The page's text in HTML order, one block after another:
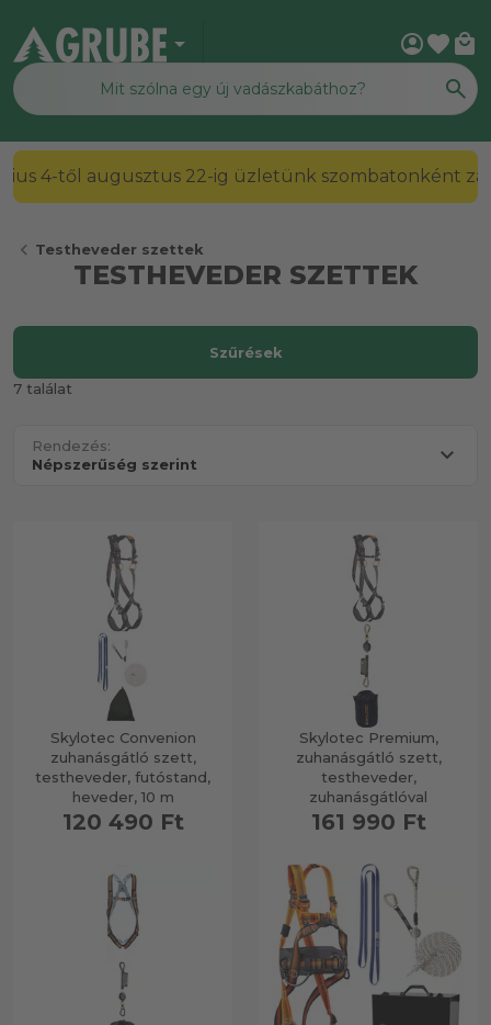
arrow_drop_down account_circlefavorite local_mall
2026. július 4-től augusztus 22-ig üzletünk
chevron_left Testheveder szettek
TESTHEVEDER SZETTEK
7 találat
Rendezés:
Skylotec Convenion
zuhanásgátló szett,
testheveder, futóstand,
heveder, 10 m
120 490 Ft
Skylotec Premium,
zuhanásgátló szett,
testheveder,
zuhanásgátlóval
161 990 Ft
Szűrések